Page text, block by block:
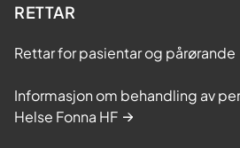
RETTAR
Rettar for pasientar og pårørande
Informasjon om behandling av
Helse Fonna HF